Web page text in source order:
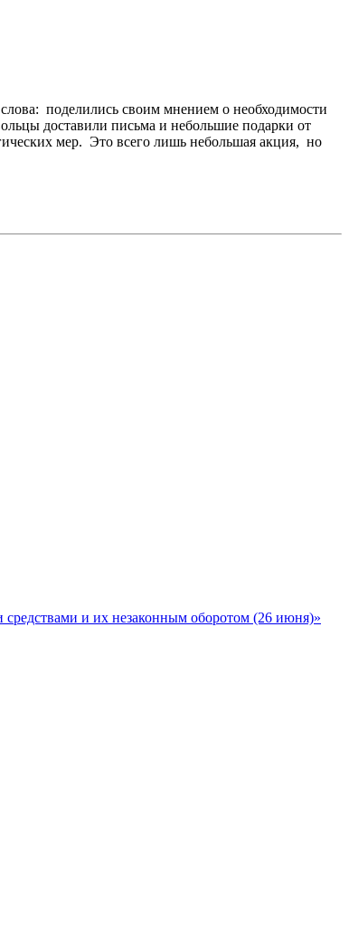
поделились своим мнением о необходимости
доставили письма и небольшие подарки от
мер. Это всего лишь небольшая акция, но
и их незаконным оборотом (26 июня)»